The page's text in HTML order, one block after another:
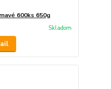
600ks 650g
Skladom